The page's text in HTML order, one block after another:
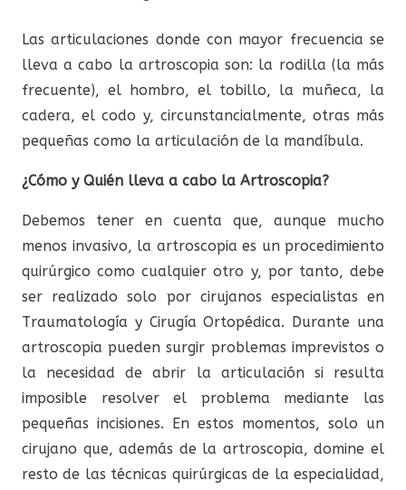
Las articulaciones donde con mayor frecuencia se
lleva a cabo la artroscopia son: la rodilla (la más
frecuente), el hombro, el tobillo, la muñeca, la
cadera, el codo y, circunstancialmente, otras más
pequeñas como la articulación de la mandíbula.
¿Cómo y Quién lleva a cabo la Artroscopia?
Debemos tener en cuenta que, aunque mucho
menos invasivo, la artroscopia es un procedimiento
quirúrgico como cualquier otro y, por tanto, debe
ser realizado solo por cirujanos especialistas en
Traumatología y Cirugía Ortopédica. Durante una
artroscopia pueden surgir problemas imprevistos o
la necesidad de abrir la articulación si resulta
imposible resolver el problema mediante las
pequeñas incisiones. En estos momentos, solo un
cirujano que, además de la artroscopia, domine el
resto de las técnicas quirúrgicas de la especialidad,